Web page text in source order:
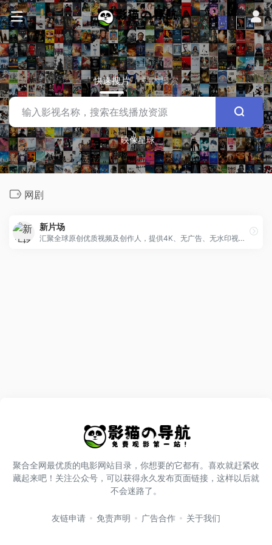
快速搜片 站内搜索
映像星球
网剧
新片场
汇聚全球原创优质视频及创作人，提供4K、无广告、无水印视频观看
聚合全网最优质的电影网站目录，你想要的它都有。喜欢就赶紧收
藏起来吧！关注公众号，可以获得永久发布页面链接，这样以后就
不会迷路了。
友链申请 免责声明 广告合作 关于我们